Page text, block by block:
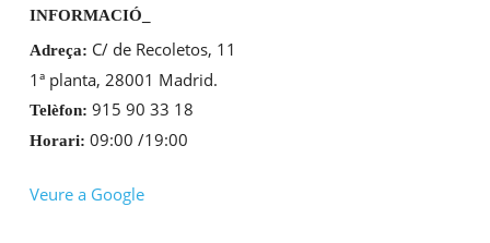
INFORMACIÓ_
Adreça: C/ de Recoletos, 11
1ª planta, 28001 Madrid.
Telèfon: 915 90 33 18
Horari: 09:00 /19:00
Veure a Google